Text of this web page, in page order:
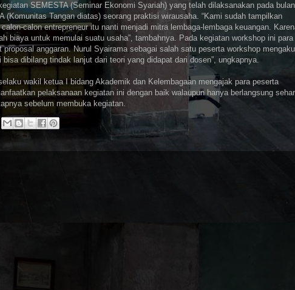
SEMESTA (Seminar Ekonomi Syariah) yang telah dilaksanakan pada bulan
Tangan diatas) seorang praktisi wirausaha. “Kami sudah tampilkan
calon entrepreneur itu nanti menjadi mitra lembaga-lembaga keuangan.
biaya untuk memulai suatu usaha”, tambahnya. Pada kegiatan workshop ini para
anggaran. Nurul Syairama sebagai salah satu peserta workshop mengaku
dibilang tindak lanjut dari teori yang didapat dari dosen”, ungkapnya.
wakil ketua I bidang Akademik dan Kelembagaan mengajak para peserta
pelaksanaan kegiatan ini dengan baik walaupun hanya berlangsung
sebelum membuka kegiatan.